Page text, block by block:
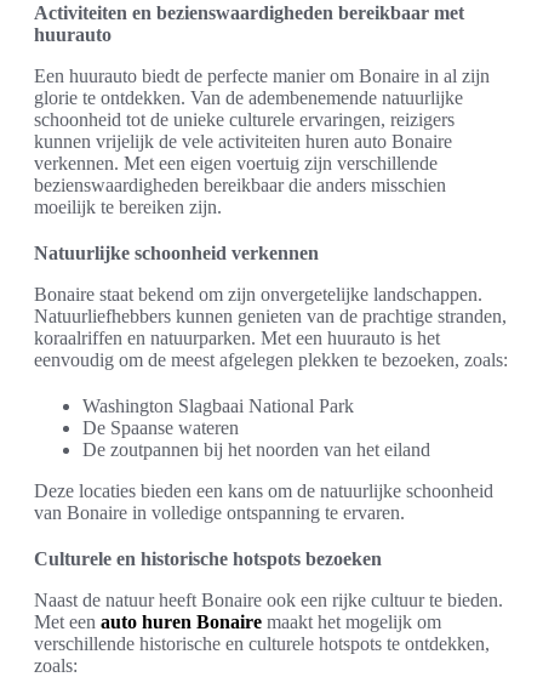
Activiteiten en bezienswaardigheden bereikbaar met
huurauto
Een huurauto biedt de perfecte manier om Bonaire in al zijn
glorie te ontdekken. Van de adembenemende natuurlijke
schoonheid tot de unieke culturele ervaringen, reizigers
kunnen vrijelijk de vele activiteiten huren auto Bonaire
verkennen. Met een eigen voertuig zijn verschillende
bezienswaardigheden bereikbaar die anders misschien
moeilijk te bereiken zijn.
Natuurlijke schoonheid verkennen
Bonaire staat bekend om zijn onvergetelijke landschappen.
Natuurliefhebbers kunnen genieten van de prachtige stranden,
koraalriffen en natuurparken. Met een huurauto is het
eenvoudig om de meest afgelegen plekken te bezoeken, zoals:
Washington Slagbaai National Park
De Spaanse wateren
De zoutpannen bij het noorden van het eiland
Deze locaties bieden een kans om de natuurlijke schoonheid
van Bonaire in volledige ontspanning te ervaren.
Culturele en historische hotspots bezoeken
Naast de natuur heeft Bonaire ook een rijke cultuur te bieden.
Met een auto huren Bonaire maakt het mogelijk om
verschillende historische en culturele hotspots te ontdekken,
zoals: